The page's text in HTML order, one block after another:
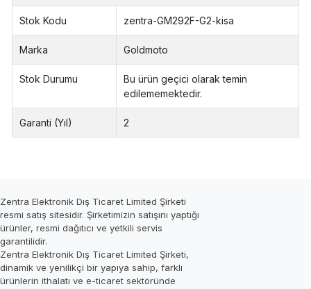
Stok Kodu zentra-GM292F-G2-kisa
Marka Goldmoto
Stok Durumu
Bu ürün geçici olarak temin
edilememektedir.
Garanti (Yıl) 2
Zentra Elektronik Dış Ticaret Limited Şirketi
resmi satış sitesidir. Şirketimizin satışını yaptığı
ürünler, resmi dağıtıcı ve yetkili servis
garantilidir.
Zentra Elektronik Dış Ticaret Limited Şirketi,
dinamik ve yenilikçi bir yapıya sahip, farklı
ürünlerin ithalatı ve e-ticaret sektöründe